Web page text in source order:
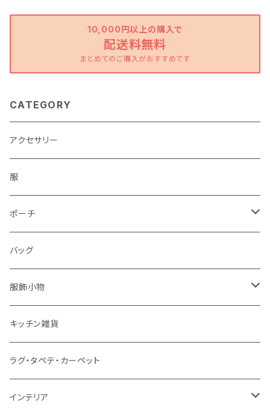
10,000円以上の購入で
配送料無料
まとめてのご購入がおすすめです
CATEGORY
アクセサリー
服
ポーチ
パソコンケース
バッグ
服飾小物
ストール
ベルト
キーホルダー
キッチン雑貨
ラグ・タペテ・カーペット
インテリア